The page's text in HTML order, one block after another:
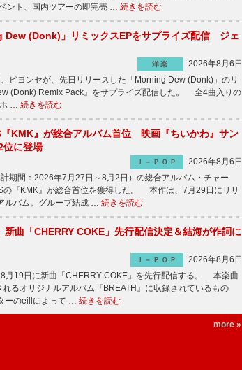
ント、国内ツアーの即完売 … 続きを読む
Dew (Donk)」リミックスEPをサプライズ配信 ジェ
洋楽
2026年8月6日
ビヨンセが、先日リリースした「Morning Dew (Donk)」のリ
(Donk) Remix Pack』をサプライズ配信した。 全4曲入りの
ホ … 続きを読む
『KMK』が総合アルバム首位 映画『ちいかわ』サン
位に登場
Ｊ－ＰＯＰ
2026年8月6日
期間：2026年7月27日～8月2日）の総合アルバム・チャー
の『KMK』が総合首位を獲得した。 本作は、7月29日にリリ
ルバム。グループ結成 … 続きを読む
曲「CHERRY COKE」先行配信決定＆結海が作詞に
Ｊ－ＰＯＰ
2026年8月6日
月19日に新曲「CHERRY COKE」を先行配信する。 本楽曲
るオリジナルアルバム『BREATH』に収録されているもの
ーのeillによって … 続きを読む
more »